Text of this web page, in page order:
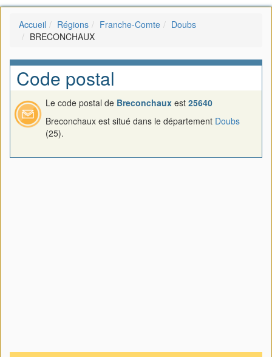
Accueil Régions Franche-Comte
Doubs
BRECONCHAUX
Code postal
Le code postal de Breconchaux est 25640
Breconchaux est situé dans le département Doubs
(25).